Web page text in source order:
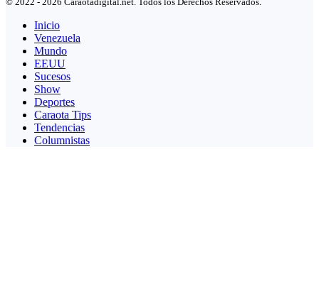
Inicio
Venezuela
Mundo
EEUU
Sucesos
Show
Deportes
Caraota Tips
Tendencias
Columnistas